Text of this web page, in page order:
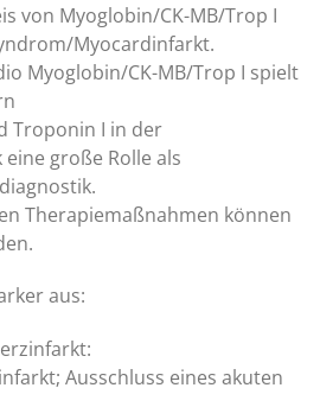
von Myoglobin/CK-MB/Trop I
Myocardinfarkt.
Myoglobin/CK-MB/Trop I spielt
Troponin I in der
große Rolle als
Therapiemaßnahmen können
aus:
Ausschluss eines akuten